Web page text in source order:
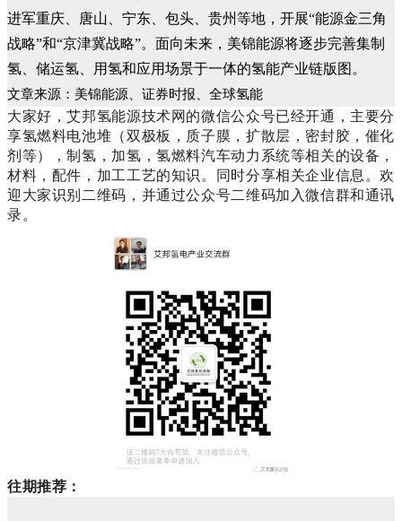
进军重庆、唐山、宁东、包头、贵州等地，开展“能源金三角
战略”和“京津冀战略”。面向未来，美锦能源将逐步完善集制
氢、储运氢、用氢和应用场景于一体的氢能产业链版图。
文章来源：美锦能源、证券时报、全球氢能
大家好，艾邦氢能源技术网的微信公众号已经开通，主要分
享氢燃料电池堆（双极板，质子膜，扩散层，密封胶，催化
剂等），制氢，加氢，氢燃料汽车动力系统等相关的设备，
材料，配件，加工工艺的知识。同时分享相关企业信息。欢
迎大家识别二维码，并通过公众号二维码加入微信群和通讯
录。
往期推荐：